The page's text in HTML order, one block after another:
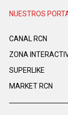
NUESTROS
CANAL RCN
ZONA
SUPERLIKE
MARKET RCN